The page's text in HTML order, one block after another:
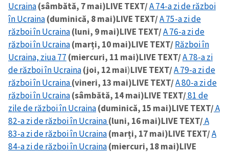
Ucraina(sâmbătă, 7 mai)LIVE TEXT/A 74-a zi de război
în Ucraina(duminică, 8 mai)LIVE TEXT/A 75-a zi de
război în Ucraina(luni, 9 mai)LIVE TEXT/A 76-a zi de
război în Ucraina(marți, 10 mai)LIVE TEXT/Război în
Ucraina, ziua 77 (miercuri, 11 mai)LIVE TEXT/A 78-a zi
de război în Ucraina(joi, 12 mai)LIVE TEXT/A 79-a zi de
război în Ucraina(vineri, 13 mai)LIVE TEXT/A 80-a zi de
război în Ucraina(sâmbătă, 14 mai)LIVE TEXT/81 de
zile de război în Ucraina(duminică, 15 mai)LIVE TEXT/A
82-a zi de război în Ucraina(luni, 16 mai)LIVE TEXT/A
83-a zi de război în Ucraina(marți, 17 mai)LIVE TEXT/A
84-a zi de război în Ucraina(miercuri, 18 mai)LIVE